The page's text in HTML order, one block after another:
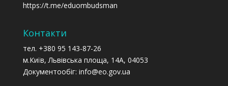
https://t.me/eduombudsman
Контакти
тел. +380 95 143-87-26
м.Київ, Львівська площа, 14А, 04053
Документообіг: info@eo.gov.ua